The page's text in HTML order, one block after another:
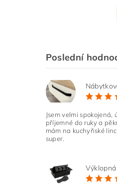
Poslední
Jsem velmi spokojená,
příjemné do ruky a
mám na kuchyňské
super.